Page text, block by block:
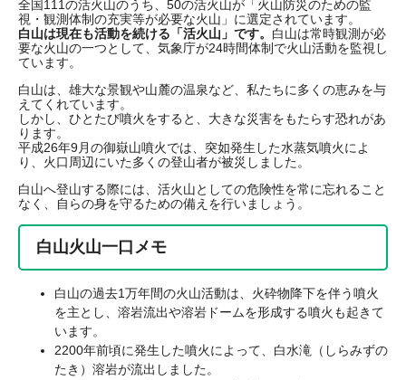
全国111の活火山のうち、50の活火山が「火山防災のための監
視・観測体制の充実等が必要な火山」に選定されています。
白山は現在も活動を続ける「活火山」です。 白山は常時観測が必
要な火山の一つとして、気象庁が24時間体制で火山活動を監視し
ています。
白山は、雄大な景観や山麓の温泉など、私たちに多くの恵みを与
えてくれています。
しかし、ひとたび噴火をすると、大きな災害をもたらす恐れがあ
ります。
平成26年9月の御嶽山噴火では、突如発生した水蒸気噴火によ
り、火口周辺にいた多くの登山者が被災しました。
白山へ登山する際には、活火山としての危険性を常に忘れること
なく、自らの身を守るための備えを行いましょう。
白山火山一口メモ
白山の過去1万年間の火山活動は、火砕物降下を伴う噴火
を主とし、溶岩流出や溶岩ドームを形成する噴火も起きて
います。
2200年前頃に発生した噴火によって、白水滝（しらみずの
たき）溶岩が流出しました。